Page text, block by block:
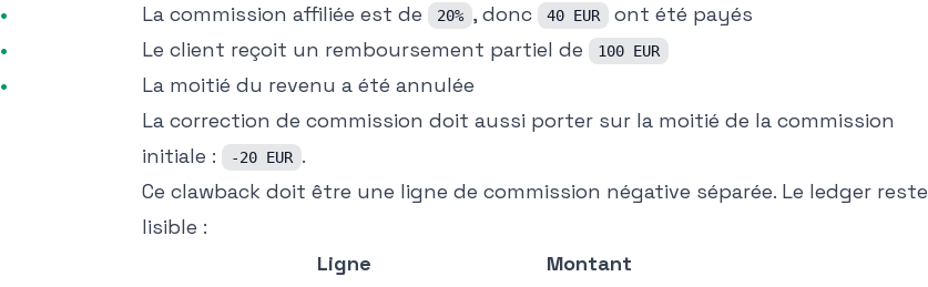
La commission affiliée est de 20% , donc 40 EUR
ont été payés
Le client reçoit un remboursement partiel de
100 EUR
La moitié du revenu a été annulée
La correction de commission doit aussi porter sur la moitié de la commission
initiale :
-20 EUR .
Ce clawback doit être une ligne de commission négative séparée. Le ledger reste
lisible :
Ligne
Montant